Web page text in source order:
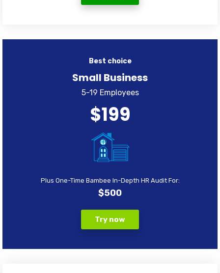
Best choice
Small Business
5-19 Employees
$199
Plus One-Time Bambee In-Depth HR Audit For:
$500
Try now